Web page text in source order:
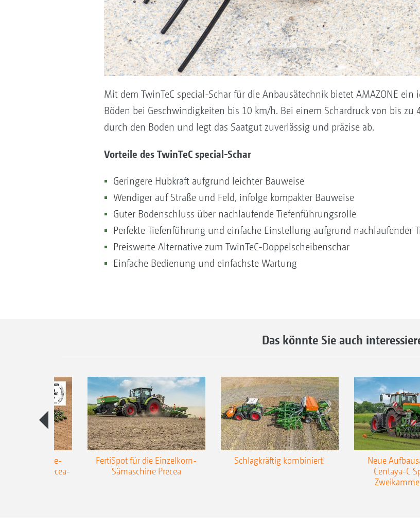
Mit dem TwinTeC special-Schar für die Anbausätechnik bietet AMAZONE
Böden bei Geschwindigkeiten bis 10 km/h. Bei einem Schardruck von bis zu
durch den Boden und legt das Saatgut zuverlässig und präzise ab.
Vorteile des TwinTeC special-Schar
Geringere Hubkraft aufgrund leichter Bauweise
Wendiger auf Straße und Feld, infolge kompakter Bauweise
Guter Bodenschluss über nachlaufende Tiefenführungsrolle
Perfekte Tiefenführung und einfache Einstellung aufgrund nachlaufender
Preiswerte Alternative zum TwinTeC-Doppelscheibenschar
Einfache Bedienung und einfachste Wartung
Das könnte Sie auch
Anhänge-
Precea-
FertiSpot für die Einzelkorn-
Sämaschine Precea
Schlagkräftig kombiniert!
Neue
Centaya-C